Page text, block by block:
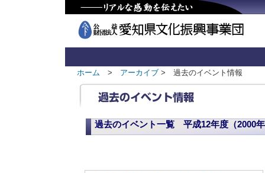
ホーム > アーカイブ > 過去のイベント情報
過去のイベント一覧 平成12年度（2000